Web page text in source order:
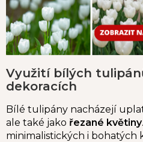
Využití bílých
dekoracích
Bílé tulipány nacházejí
ale také jako řezané květiny
minimalistických i bohatých